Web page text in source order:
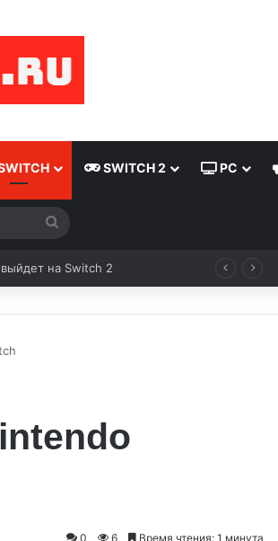
SWITCH 2 PC
на Switch 2
0 6 Время чтения: 1 минута